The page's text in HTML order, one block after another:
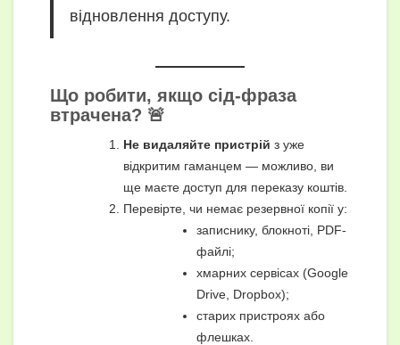
відновлення доступу.
Що робити, якщо сід-фраза
втрачена? 🚨
Не видаляйте пристрій з уже
відкритим гаманцем — можливо, ви
ще маєте доступ для переказу коштів.
Перевірте, чи немає резервної копії у:
записнику, блокноті, PDF-
файлі;
хмарних сервісах (Google
Drive, Dropbox);
старих пристроях або
флешках.